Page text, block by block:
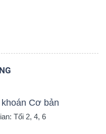
Cơ bản
Tối 2, 4, 6